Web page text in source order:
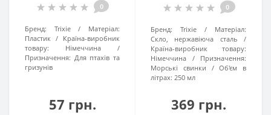
0
Бренд: Trixie
Матеріал:
Пластик
Країна-виробник
товару:
Німеччина
Призначення: Для птахів та
гризунів
57 грн.
0
Бренд: Trixie
Матеріал:
Скло, нержавіюча сталь
Країна-виробник товару:
Німеччина
Призначення:
Морські свинки
Об'єм в
літрах: 250 мл
369 грн.